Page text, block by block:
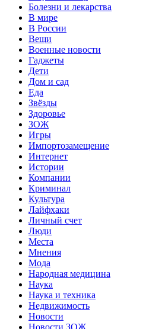
Болезни и лекарства
В мире
В России
Вещи
Военные новости
Гаджеты
Дети
Дом и сад
Еда
Звёзды
Здоровье
ЗОЖ
Игры
Импортозамещение
Интернет
Истории
Компании
Криминал
Культура
Лайфхаки
Личный счет
Люди
Места
Мнения
Мода
Народная медицина
Наука
Наука и техника
Недвижимость
Новости